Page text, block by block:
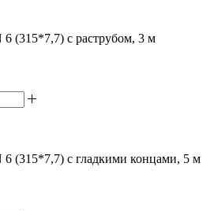
(315*7,7) с раструбом, 3 м
(315*7,7) с гладкими концами, 5 м